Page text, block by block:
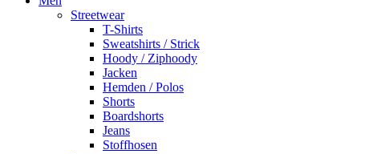
Streetwear
T-Shirts
Sweatshirts / Strick
Hoody / Ziphoody
Jacken
Hemden / Polos
Shorts
Boardshorts
Jeans
Stoffhosen